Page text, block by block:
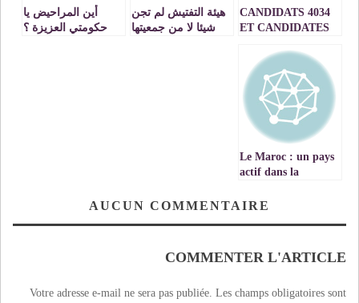
4034 CANDIDATS
ET CANDIDATES
BACCALAUREAT
AU TITRE DE LA
SESSION DE JUIN
2024 A IFRANE
هيئة التفتيش لم تجن
شيئا لا من جمعيتها
أين المراحيض يا
حكومتي العزيزة ؟
Le Maroc : un pays
actif dans la
résorption des
AUCUN COMMENTAIRE
COMMENTER L'ARTICLE
Votre adresse e-mail ne sera pas publiée. Les champs obligatoires sont